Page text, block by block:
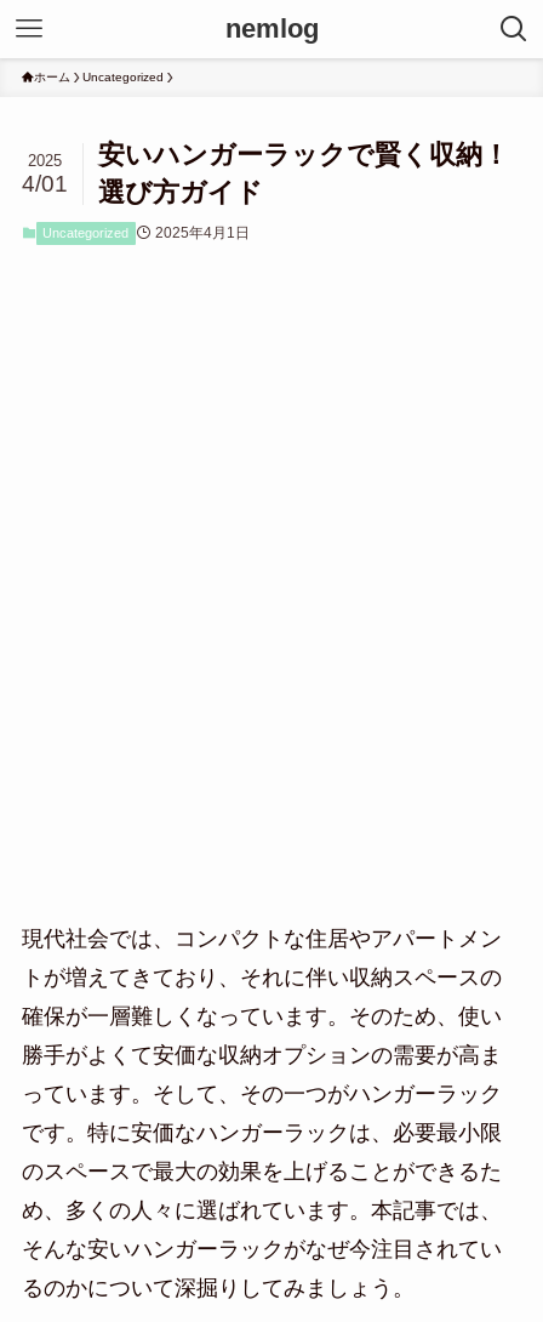
nemlog
ホーム Uncategorized
安いハンガーラックで賢く収納！
選び方ガイド
2025
4/01
Uncategorized 2025年4月1日
現代社会では、コンパクトな住居やアパートメン
トが増えてきており、それに伴い収納スペースの
確保が一層難しくなっています。そのため、使い
勝手がよくて安価な収納オプションの需要が高ま
っています。そして、その一つがハンガーラック
です。特に安価なハンガーラックは、必要最小限
のスペースで最大の効果を上げることができるた
め、多くの人々に選ばれています。本記事では、
そんな安いハンガーラックがなぜ今注目されてい
るのかについて深掘りしてみましょう。